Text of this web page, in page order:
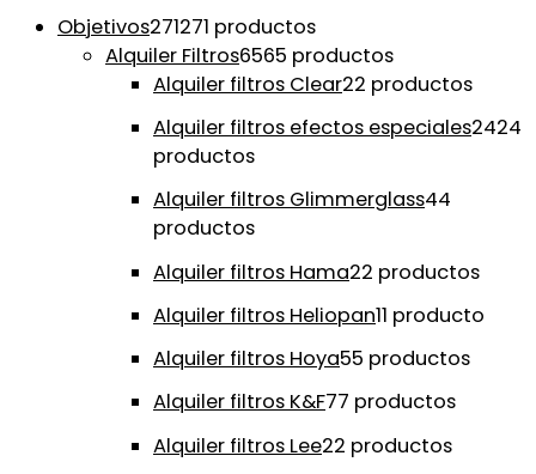
Objetivos271271 productos
Alquiler Filtros6565 productos
Alquiler filtros Clear22 productos
Alquiler filtros efectos especiales2424
productos
Alquiler filtros Glimmerglass44
productos
Alquiler filtros Hama22 productos
Alquiler filtros Heliopan11 producto
Alquiler filtros Hoya55 productos
Alquiler filtros K&F77 productos
Alquiler filtros Lee22 productos